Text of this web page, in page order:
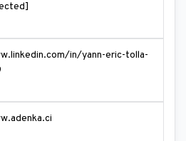
in/yann-eric-tolla-